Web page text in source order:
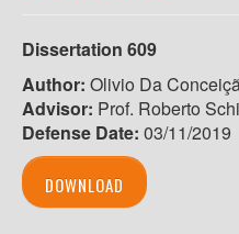
Dissertation 609
Author: Olivio Da
Advisor: Prof. Roberto
Defense Date: 03/11/2019
DOWNLOAD